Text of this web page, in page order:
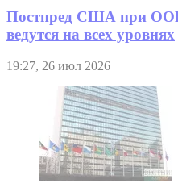
Постпред США при
ведутся на всех уровнях
19:27, 26 июл 2026